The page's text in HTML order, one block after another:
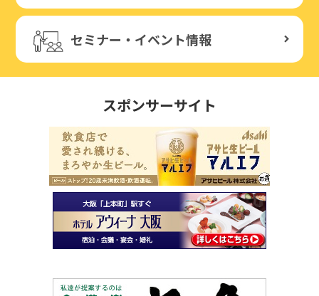
セミナー・イベント情報
スポンサーサイト